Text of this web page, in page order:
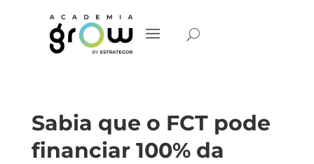
Sabia que o FCT pode
financiar 100% da